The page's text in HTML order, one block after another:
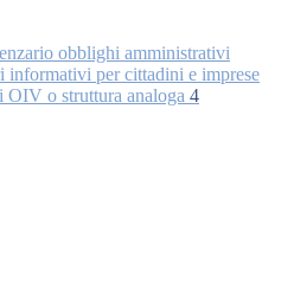
obblighi amministrativi
informativi per cittadini e imprese
OIV o struttura analoga 4